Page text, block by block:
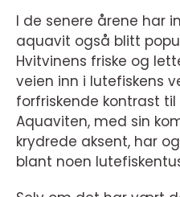
I de senere årene har
aquavit også blitt
Hvitvinens friske og
veien inn i lutefiskens
forfriskende kontrast
Aquaviten, med sin
krydrede aksent, har
blant noen